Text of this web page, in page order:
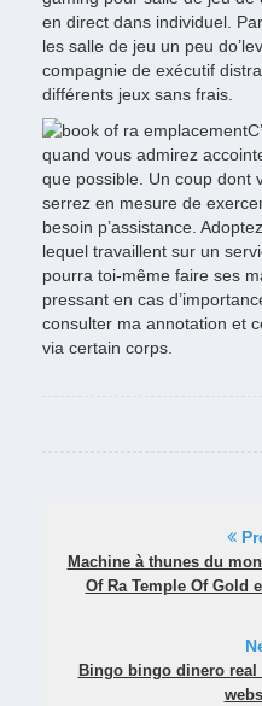
en direct dans individuel.
les salle de jeu un peu
compagnie de exécutif
différents jeux sans frais.
quand vous admirez
que possible. Un coup dont
serrez en mesure de
besoin p’assistance.
lequel travaillent sur un
pourra toi-même faire ses
pressant en cas
consulter ma annotation et
via certain corps.
Machine à thunes du
Of Ra Temple Of Gold
Bingo bingo dinero